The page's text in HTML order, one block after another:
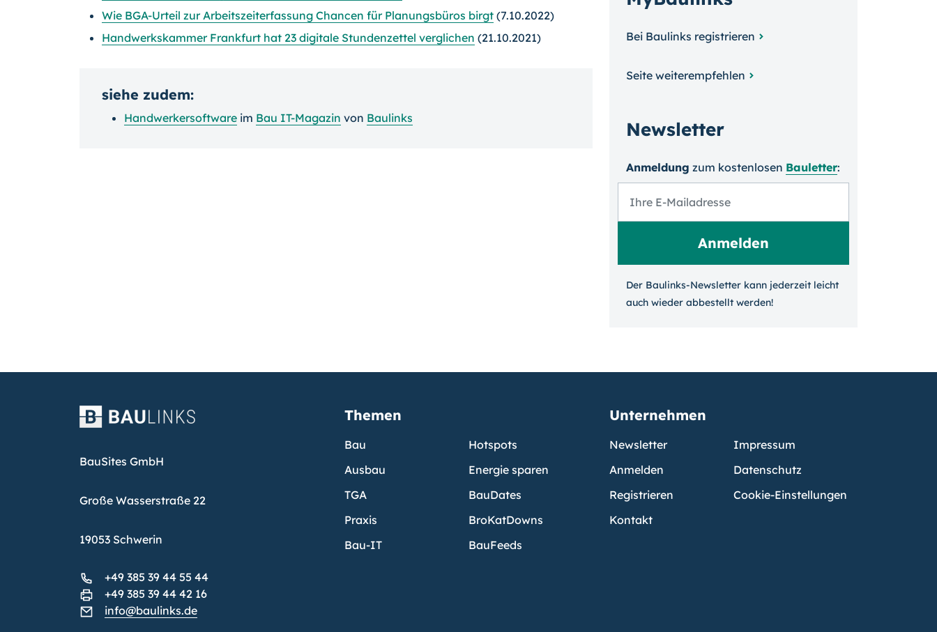
Wie BGA-Urteil zur Arbeitszeiterfassung Chancen für Planungsbüros birgt (7.10.2022)
Handwerkskammer Frankfurt hat 23 digitale Stundenzettel verglichen (21.10.2021)
siehe zudem:
Handwerkersoftware im Bau IT-Magazin von Baulinks
Bei Baulinks registrieren
Seite weiterempfehlen
Newsletter
Anmeldung zum kosten­losen Bauletter:
Der Baulinks-Newsletter kann jeder­zeit leicht
auch wieder ab­bestellt werden!
BauSites GmbH
Große Wasserstraße 22
19053 Schwerin
+49 385 39 44 55 44
+49 385 39 44 42 16
info@baulinks.de
Themen
Bau
Ausbau
TGA
Praxis
Bau-IT
Hotspots
Energie sparen
BauDates
BroKatDowns
BauFeeds
Unternehmen
Newsletter
Anmelden
Registrieren
Kontakt
Impressum
Datenschutz
Cookie-Einstellungen